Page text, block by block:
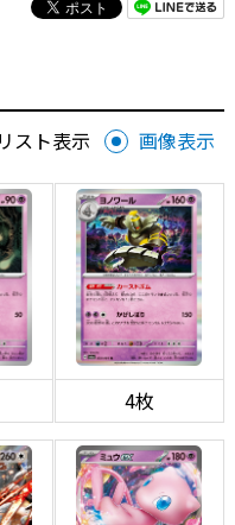
リスト表示 画像表示
4枚